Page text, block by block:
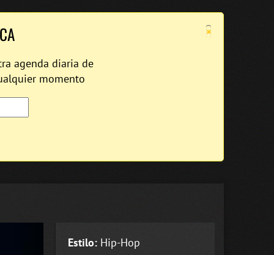
×
agenda diaria de
momento
Estilo: Hip-Hop